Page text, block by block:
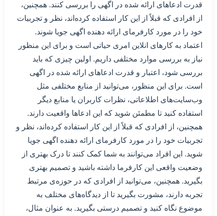
قدرت ادعاهای ارائه شده در اگهی را بررسی کنند. همچنین،
از افرادی که قبلاً از این کار استفاده کرده‌اند، نظر و تجربیات
خود را در مورد کارفرمای ارائه دهنده اگهی جویا شوند.
اعتماد به کارهای انلاین امری حیاتی است و برای این منظور
نیاز به بررسی موارد مختلفی داریم. اولین چیزی که باید
بررسی شود، اعتبار و قدرت ادعاهای ارائه شده در اگهی
است. برای این منظور، می‌توانید از منابع مختلفی مثل
وب‌سایت‌های اطلاعاتی، نظرات کاربران یا منابع دیگر
استفاده کنید تا مطمئن شوید که این ادعاها واقعیت دارند.
همچنین، از افرادی که قبلاً از این کار استفاده کرده‌اند، نظر و
تجربیات خود را در مورد کارفرمای ارائه دهنده اگهی جویا
شوید. این افراد می‌توانند به شما کمک کنند تا درک بهتری از
وضعیت واقعی این کارفرما داشته باشید و تصمیم بهتری
بگیرید. همچنین، می‌توانید از افرادی که در حوزه‌ی مرتبط
تجربه دارند، مشورت بگیرید تا از دیدگاه‌های مختلف به
موضوع نگاه کنید و تصمیم درستی بگیرید. به عنوان مثال،